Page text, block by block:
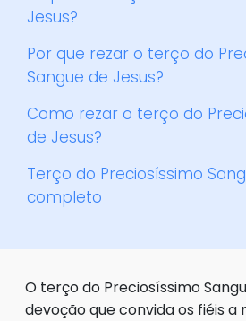
Jesus?
Por que rezar o terço do
Sangue de Jesus?
Como rezar o terço do
de Jesus?
Terço do Preciosíssimo
completo
O terço do Preciosíssimo
devoção que convida os fiéis